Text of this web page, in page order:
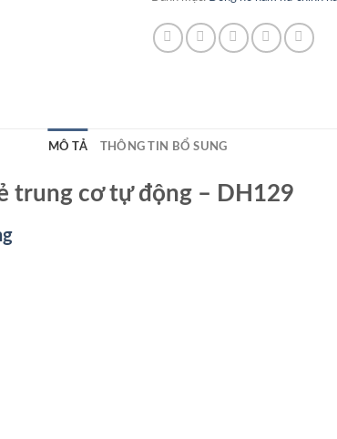
MÔ TẢ THÔNG TIN BỔ SUNG
trung cơ tự động – DH129